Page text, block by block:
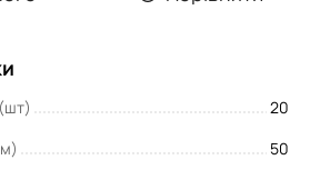
(шт)
20
50